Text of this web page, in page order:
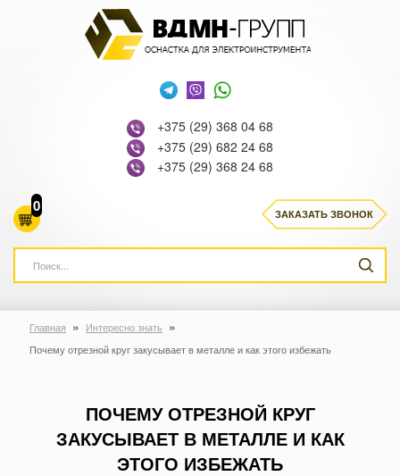
+375 (29) 368 04 68
+375 (29) 682 24 68
+375 (29) 368 24 68
0 ЗАКАЗАТЬ ЗВОНОК
Главная » Интересно знать »
Почему отрезной круг закусывает в металле и как этого избежать
ПОЧЕМУ ОТРЕЗНОЙ КРУГ
ЗАКУСЫВАЕТ В МЕТАЛЛЕ И КАК
ЭТОГО ИЗБЕЖАТЬ